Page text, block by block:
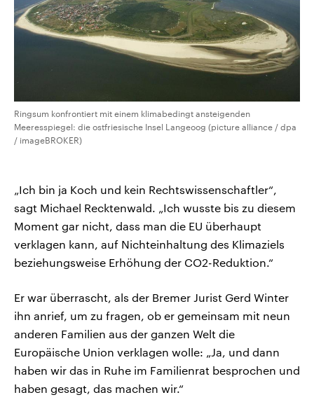
Ringsum konfrontiert mit einem klimabedingt ansteigenden
Meeresspiegel: die ostfriesische Insel Langeoog (picture alliance / dpa
/ imageBROKER)
„Ich bin ja Koch und kein Rechtswissenschaftler“,
sagt Michael Recktenwald. „Ich wusste bis zu diesem
Moment gar nicht, dass man die EU überhaupt
verklagen kann, auf Nichteinhaltung des Klimaziels
beziehungsweise Erhöhung der CO2-Reduktion.“
Er war überrascht, als der Bremer Jurist Gerd Winter
ihn anrief, um zu fragen, ob er gemeinsam mit neun
anderen Familien aus der ganzen Welt die
Europäische Union verklagen wolle: „Ja, und dann
haben wir das in Ruhe im Familienrat besprochen und
haben gesagt, das machen wir.“